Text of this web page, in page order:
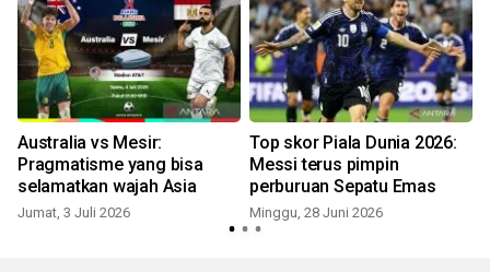
Australia vs Mesir:
Pragmatisme yang bisa
selamatkan wajah Asia
Jumat, 3 Juli 2026
Top skor Piala Dunia 2026:
Messi terus pimpin
perburuan Sepatu Emas
Minggu, 28 Juni 2026